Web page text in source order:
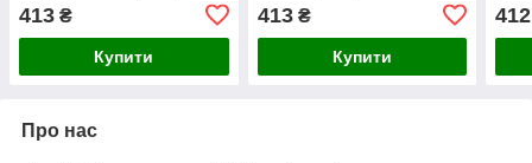
413 ₴
Купити
413₴
Купити
412
Про нас